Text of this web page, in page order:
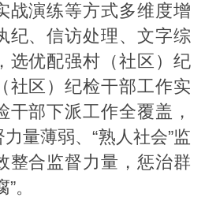
战演练等方式多维度增
纪、信访处理、文字综
选优配强村（社区）纪
社区）纪检干部工作实
干部下派工作全覆盖，
量薄弱、“熟人社会”监
整合监督力量，惩治群
。